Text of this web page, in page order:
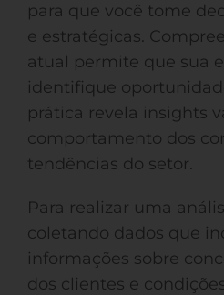
para que você tome
e estratégicas.
atual permite que sua
identifique
prática revela insights
comportamento dos
tendências do setor.
Para realizar uma
coletando dados que
informações sobre
dos clientes e